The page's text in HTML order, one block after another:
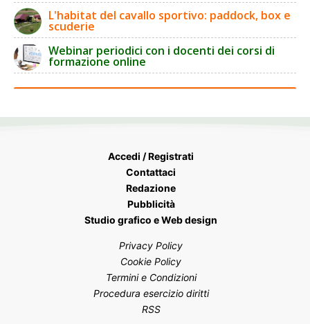
L'habitat del cavallo sportivo: paddock, box e
scuderie
Webinar periodici con i docenti dei corsi di
formazione online
Accedi / Registrati
Contattaci
Redazione
Pubblicità
Studio grafico e Web design
Privacy Policy
Cookie Policy
Termini e Condizioni
Procedura esercizio diritti
RSS